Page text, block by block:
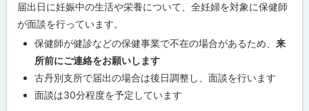
当
窓
口
届出日に妊娠中の生活や栄養について、全妊婦を対象に保健師
が面談を行っています。
保健師が健診などの保健事業で不在の場合があるため、来
所前にご連絡をお願いします
古丹別支所で届出の場合は後日調整し、面談を行います
面談は30分程度を予定しています